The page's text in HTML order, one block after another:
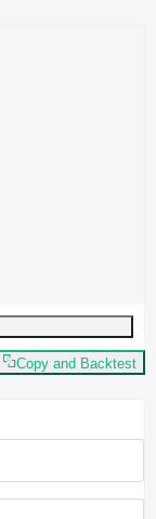
Copy and Backtest